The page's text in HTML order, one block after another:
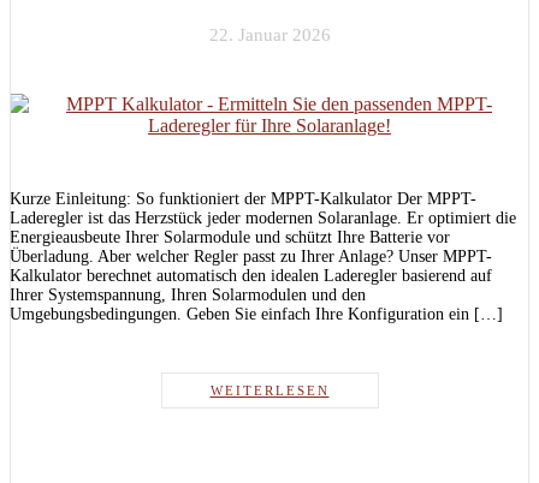
22. Januar 2026
Kurze Einleitung: So funktioniert der MPPT-Kalkulator Der MPPT-
Laderegler ist das Herzstück jeder modernen Solaranlage. Er optimiert die
Energieausbeute Ihrer Solarmodule und schützt Ihre Batterie vor
Überladung. Aber welcher Regler passt zu Ihrer Anlage? Unser MPPT-
Kalkulator berechnet automatisch den idealen Laderegler basierend auf
Ihrer Systemspannung, Ihren Solarmodulen und den
Umgebungsbedingungen. Geben Sie einfach Ihre Konfiguration ein […]
WEITERLESEN